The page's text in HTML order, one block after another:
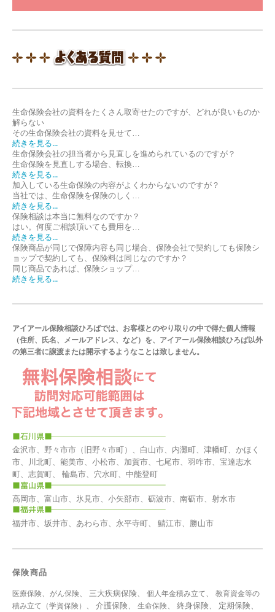
生命保険会社の資料をたくさん取寄せたのですが、どれが良いものか
解らない
その生命保険会社の資料を見せて…
続きを見る...
生命保険会社の担当者から見直しを進められているのですが？
生命保険を見直しする場合、転換…
続きを見る...
加入している生命保険の内容がよくわからないのですが？
当社では、生命保険を保険のしく…
続きを見る...
保険相談は本当に無料なのですか？
はい。何度ご相談頂いても費用を…
続きを見る...
保険商品が同じで保障内容も同じ場合、保険会社で契約しても保険シ
ョップで契約しても、保険料は同じなのですか？
同じ商品であれば、保険ショップ…
続きを見る...
アイアール保険相談ひろばでは、お客様とのやり取りの中で得た個人情報
（住所、氏名、メールアドレス、など）を、アイアール保険相談ひろば以外
の第三者に譲渡または開示するようなことは致しません。
金沢市、野々市市（旧野々市町）、白山市、内灘町、津幡町、かほく
市、川北町、能美市、小松市、加賀市、七尾市、羽咋市、宝達志水
町、志賀町、 輪島市、穴水町、中能登町
高岡市、富山市、氷見市、小矢部市、砺波市、南砺市、射水市
福井市、坂井市、あわら市、永平寺町、 鯖江市、勝山市
保険商品
医療保険 がん保険 、 三大疾病保険、 個人年金積み立て
教育資金等の
積み立て（学資保険）
、 介護保険、 生命保険 、 終身保険、 定期保険、